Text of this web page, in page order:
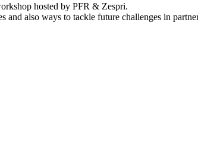
hosted by PFR & Zespri.
also ways to tackle future challenges in